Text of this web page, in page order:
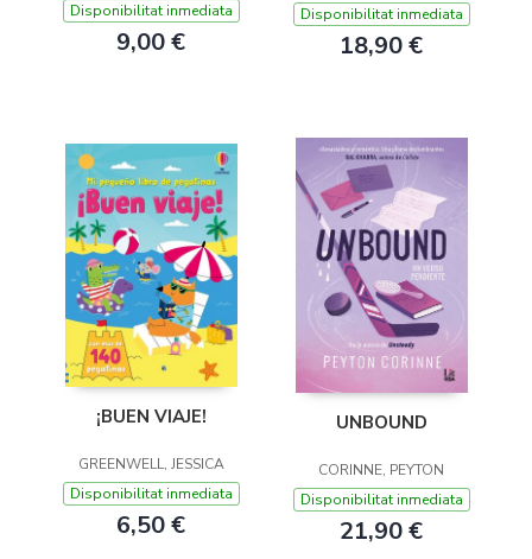
Disponibilitat inmediata
9,00 €
Disponibilitat inmediata
18,90 €
¡BUEN VIAJE!
GREENWELL, JESSICA
Disponibilitat inmediata
6,50 €
UNBOUND
CORINNE, PEYTON
Disponibilitat inmediata
21,90 €